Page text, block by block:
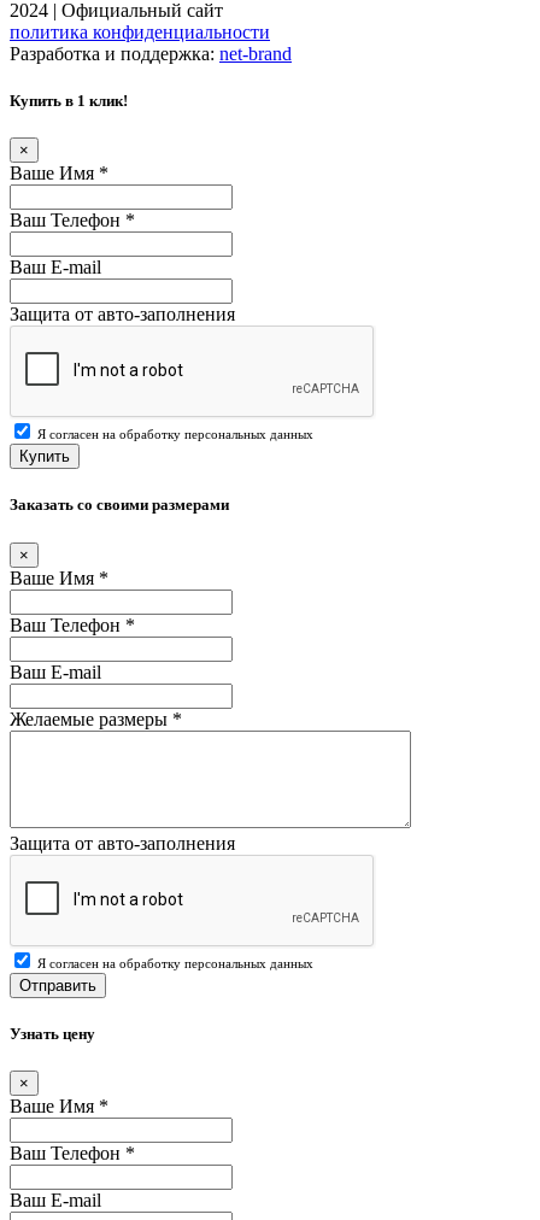
2024 | Официальный сайт
политика конфиденциальности
Разработка и поддержка: net-brand
Купить в 1 клик!
×
Ваше Имя *
Ваш Телефон *
Ваш E-mail
Защита от авто-заполнения
Я согласен на обработку персональных данных
Купить
Заказать со своими размерами
×
Ваше Имя *
Ваш Телефон *
Ваш E-mail
Желаемые размеры *
Защита от авто-заполнения
Я согласен на обработку персональных данных
Отправить
Узнать цену
×
Ваше Имя *
Ваш Телефон *
Ваш E-mail